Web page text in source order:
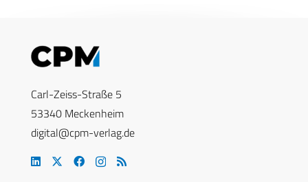
Carl-Zeiss-Straße 5
53340 Meckenheim
digital@cpm-verlag.de